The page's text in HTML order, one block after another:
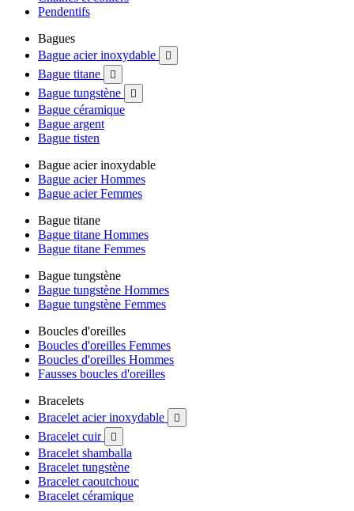
Pendentifs
Bagues
Bague acier inoxydable

Bague titane 
Bague tungstène 
Bague céramique
Bague argent
Bague tisten
Bague acier inoxydable
Bague acier Hommes
Bague acier Femmes
Bague titane
Bague titane Hommes
Bague titane Femmes
Bague tungstène
Bague tungstène Hommes
Bague tungstène Femmes
Boucles d'oreilles
Boucles d'oreilles Femmes
Boucles d'oreilles Hommes
Fausses boucles d'oreilles
Bracelets
Bracelet acier inoxydable

Bracelet cuir 
Bracelet shamballa
Bracelet tungstène
Bracelet caoutchouc
Bracelet céramique